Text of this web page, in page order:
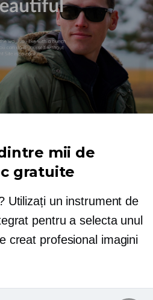
mii de
gratuite
Utilizați un instrument de
pentru a selecta unul
creat profesionalimagini